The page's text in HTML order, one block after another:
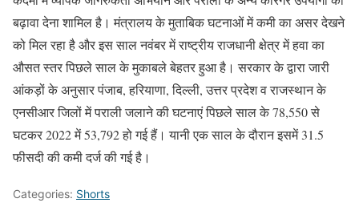
बढ़ावा देना शामिल है। मंत्रालय के मुताबिक घटनाओं में कमी का असर देखने
को मिल रहा है और इस साल नवंबर में राष्ट्रीय राजधानी क्षेत्र में हवा का
औसत स्तर पिछले साल के मुकाबले बेहतर हुआ है। सरकार के द्वारा जारी
आंकड़ों के अनुसार पंजाब, हरियाणा, दिल्ली, उत्तर प्रदेश व राजस्थान के
एनसीआर जिलों में पराली जलाने की घटनाएं पिछले साल के 78,550 से
घटकर 2022 में 53,792 हो गई हैं। यानी एक साल के दौरान इसमें 31.5
फीसदी की कमी दर्ज की गई है।
Categories: Shorts